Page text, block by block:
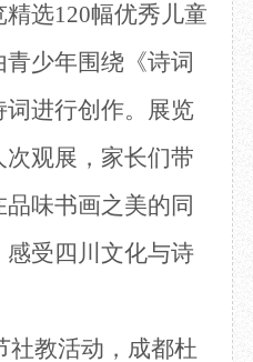
选120幅优秀儿童
少年围绕《诗词
进行创作。展览
观展，家长们带
味书画之美的同
受四川文化与诗
社教活动，成都杜